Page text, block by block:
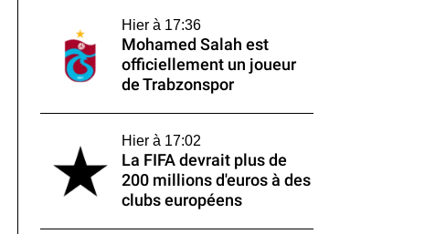
Hier à 17:36
Mohamed Salah est
officiellement un joueur
de Trabzonspor
Hier à 17:02
La FIFA devrait plus de
200 millions d'euros à des
clubs européens